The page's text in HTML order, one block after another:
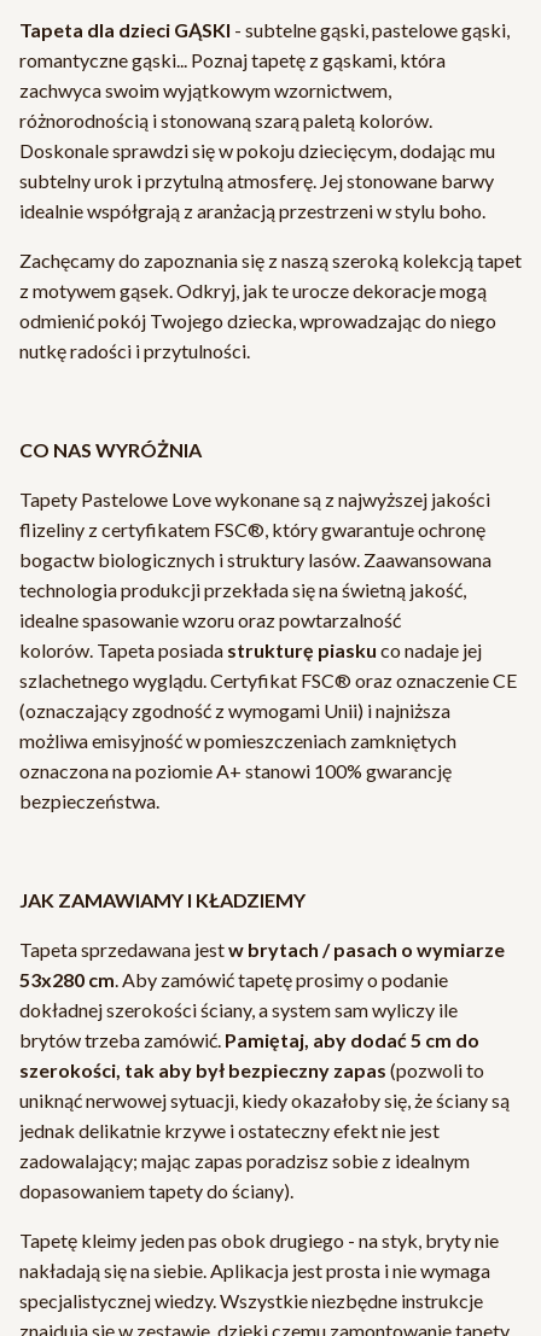
Tapeta dla dzieci GĄSKI - subtelne gąski, pastelowe gąski,
romantyczne gąski... Poznaj tapetę z gąskami, która
zachwyca swoim wyjątkowym wzornictwem,
różnorodnością i stonowaną szarą paletą kolorów.
Doskonale sprawdzi się w pokoju dziecięcym, dodając mu
subtelny urok i przytulną atmosferę. Jej stonowane barwy
idealnie współgrają z aranżacją przestrzeni w stylu boho.
Zachęcamy do zapoznania się z naszą szeroką kolekcją tapet
z motywem gąsek. Odkryj, jak te urocze dekoracje mogą
odmienić pokój Twojego dziecka, wprowadzając do niego
nutkę radości i przytulności.
CO NAS WYRÓŻNIA
Tapety Pastelowe Love wykonane są z najwyższej jakości
flizeliny z certyfikatem FSC®, który gwarantuje ochronę
bogactw biologicznych i struktury lasów. Zaawansowana
technologia produkcji przekłada się na świetną jakość,
idealne spasowanie wzoru oraz powtarzalność
kolorów. Tapeta posiada strukturę piasku co nadaje jej
szlachetnego wyglądu. Certyfikat FSC® oraz oznaczenie CE
(oznaczający zgodność z wymogami Unii) i najniższa
możliwa emisyjność w pomieszczeniach zamkniętych
oznaczona na poziomie A+ stanowi 100% gwarancję
bezpieczeństwa.
JAK ZAMAWIAMY I KŁADZIEMY
Tapeta sprzedawana jestw brytach / pasach o wymiarze
53x280 cm. Aby zamówić tapetę prosimy o podanie
dokładnej szerokości ściany, a system sam wyliczy ile
brytów trzeba zamówić. Pamiętaj, aby dodać 5 cm do
szerokości, tak aby był bezpieczny zapas (pozwoli to
uniknąć nerwowej sytuacji, kiedy okazałoby się, że ściany są
jednak delikatnie krzywe i ostateczny efekt nie jest
zadowalający; mając zapas poradzisz sobie z idealnym
dopasowaniem tapety do ściany).
Tapetę kleimy jeden pas obok drugiego - na styk, bryty nie
nakładają się na siebie. Aplikacja jest prosta i nie wymaga
specjalistycznej wiedzy. Wszystkie niezbędne instrukcje
znajdują się w zestawie, dzięki czemu zamontowanie tapety